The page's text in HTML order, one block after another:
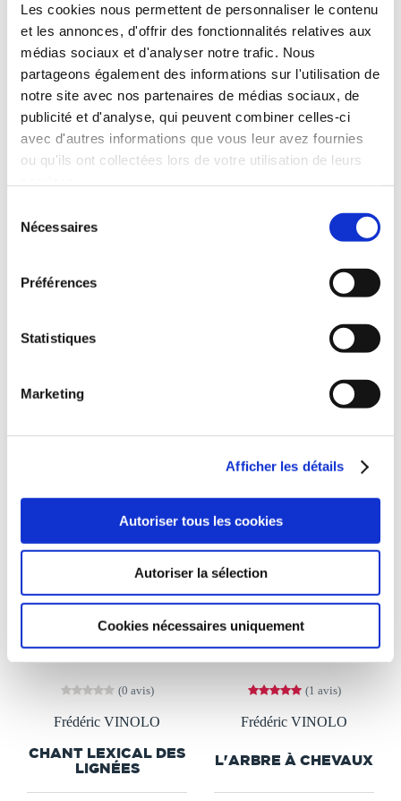
Les cookies nous permettent de personnaliser le contenu
et les annonces, d'offrir des fonctionnalités relatives aux
médias sociaux et d'analyser notre trafic. Nous
partageons également des informations sur l'utilisation de
notre site avec nos partenaires de médias sociaux, de
publicité et d'analyse, qui peuvent combiner celles-ci
avec d'autres informations que vous leur avez fournies
ou qu'ils ont collectées lors de votre utilisation de leurs
Nécessaires
Préférences
Statistiques
Marketing
Afficher les détails
Autoriser tous les cookies
Autoriser la sélection
Cookies nécessaires uniquement
CHANT LEXICAL -
TOME 5
Autobiographie
(0 avis)
Frédéric VINOLO
CHANT LEXICAL -
DIRE L'INDICIBLE
(0 avis)
Frédéric VINOLO
CHANT LEXICAL DES
LIGNÉES
(1 avis)
Frédéric VINOLO
L'ARBRE À CHEVAUX